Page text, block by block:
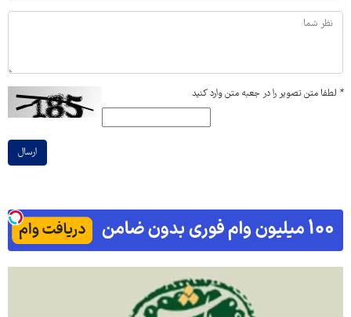
* لطفا متن تصویر را در جعبه متن وارد کنید
ارسال